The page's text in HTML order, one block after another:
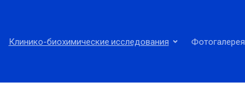
Клинико-биохимические исследования Фотогалерея